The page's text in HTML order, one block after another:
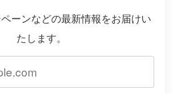
ーンなどの最新情報をお届けい
たします。